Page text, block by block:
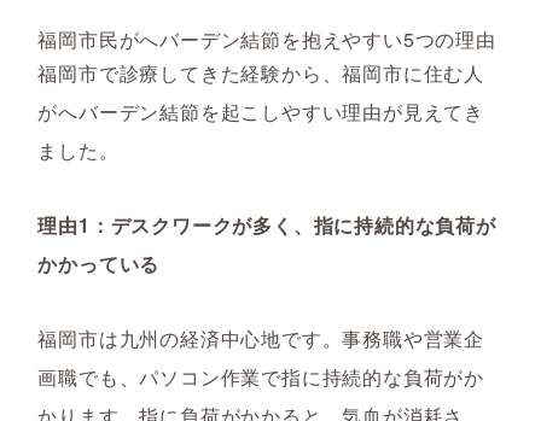
福岡市民がへバーデン結節を抱えやすい5つの理由
福岡市で診療してきた経験から、福岡市に住む人
がへバーデン結節を起こしやすい理由が見えてき
ました。
理由1：デスクワークが多く、指に持続的な負荷が
かかっている
福岡市は九州の経済中心地です。事務職や営業企
画職でも、パソコン作業で指に持続的な負荷がか